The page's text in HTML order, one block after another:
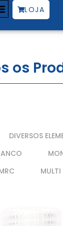
LOJA
os
DIVERSOS
MULTI